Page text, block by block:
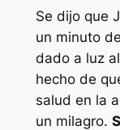
Se dijo que
un minuto
dado a luz
hecho de
salud en la
un milagro.